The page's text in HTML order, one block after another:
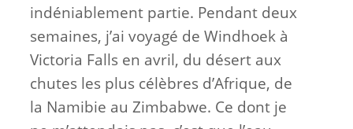
indéniablement partie. Pendant deux
semaines, j’ai voyagé de Windhoek à
Victoria Falls en avril, du désert aux
chutes les plus célèbres d’Afrique, de
la Namibie au Zimbabwe. Ce dont je